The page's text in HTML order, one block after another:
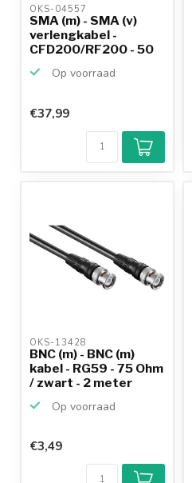
OKS-04557
SMA (m) - SMA (v)
verlengkabel -
CFD200/RF200 - 50
Op voorraad
€37,99
OKS-13428
BNC (m) - BNC (m)
kabel - RG59 - 75 Ohm
/ zwart - 2 meter
Op voorraad
€3,49